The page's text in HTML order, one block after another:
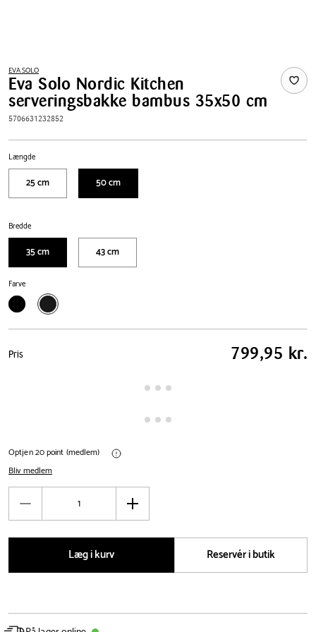
EVA SOLO
Eva Solo Nordic Kitchen
serveringsbakke bambus 35x50 cm
5706631232852
Længde
25 cm 50 cm
Bredde
35 cm 43 cm
Farve
Sort
Mat
sort
Pris
tabel
Pris 799,95 kr.
Optjen 20 point (medlem)
Bliv medlem
Antal
Øg
Læg i kurv
Reservér i butik